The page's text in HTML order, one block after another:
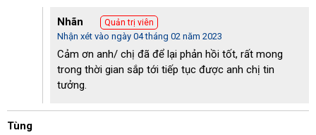
Nhãn Quản trị viên
Nhận xét vào ngày 04 tháng 02 năm 2023
Cảm ơn anh/ chị đã để lại phản hồi tốt, rất mong
trong thời gian sắp tới tiếp tục được anh chị tin
tưởng.
Tùng